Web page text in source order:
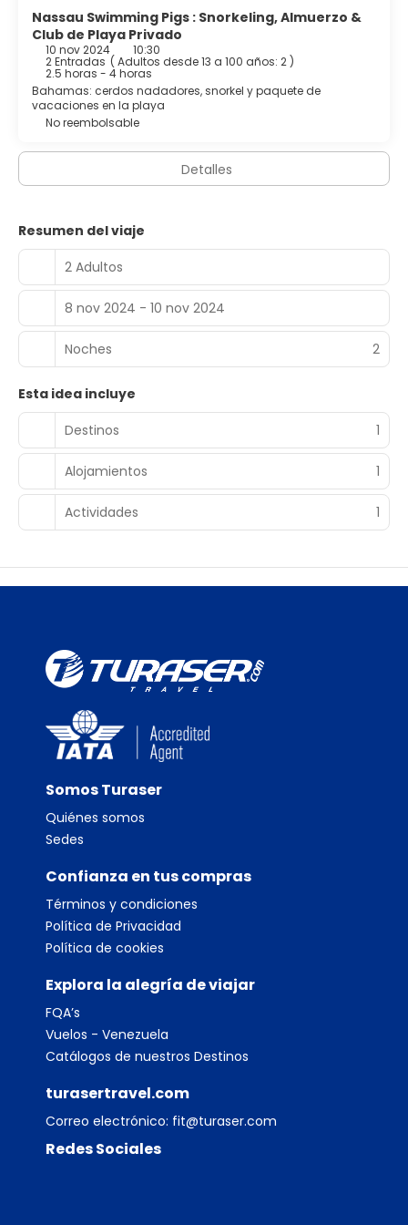
Nassau Swimming Pigs : Snorkeling, Almuerzo &
Club de Playa Privado
10 nov 2024 10:30
2 Entradas ( Adultos desde 13 a 100 años: 2 )
2.5 horas - 4 horas
Bahamas: cerdos nadadores, snorkel y paquete de
vacaciones en la playa
No reembolsable
Detalles
Resumen del viaje
2 Adultos
8 nov 2024 - 10 nov 2024
Noches 2
Esta idea incluye
Destinos
1
Alojamientos 1
Actividades 1
Somos Turaser
Quiénes somos
Sedes
Confianza en tus compras
Términos y condiciones
Política de Privacidad
Política de cookies
Explora la alegría de viajar
FQA’s
Vuelos - Venezuela
Catálogos de nuestros Destinos
turasertravel.com
Correo electrónico: fit@turaser.com
Redes Sociales